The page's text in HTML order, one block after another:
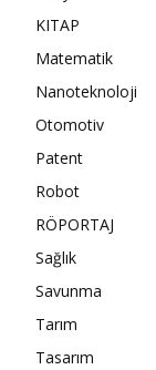
KITAP
Matematik
Nanoteknoloji
Otomotiv
Patent
Robot
RÖPORTAJ
Sağlık
Savunma
Tarım
Tasarım